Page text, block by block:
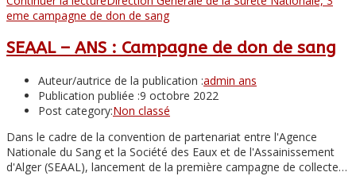
eme campagne de don de sang
SEAAL – ANS : Campagne de don de sang
Auteur/autrice de la publication :admin ans
Publication publiée :9 octobre 2022
Post category:Non classé
Dans le cadre de la convention de partenariat entre l'Agence
Nationale du Sang et la Société des Eaux et de l'Assainissement
d'Alger (SEAAL), lancement de la première campagne de collecte…